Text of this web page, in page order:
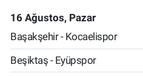
16 Ağustos, Pazar
Başakşehir - Kocaelispor
Beşiktaş - Eyüpspor